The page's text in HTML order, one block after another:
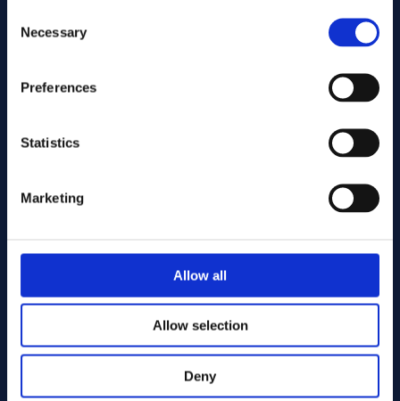
Selection
Necessary
Preferences
Statistics
Marketing
Allow all
Allow selection
Deny
Associerade produkter
x 930.00 ASTM B574 - Offcut
Alloy C-22 Round bar 57.15 x 140.00 ASTM B574 -
ASTM B574
57.15 x 140.00
Alloy C-22 Round bar
ASTM B574
Round bar
57.15 x 1650.00